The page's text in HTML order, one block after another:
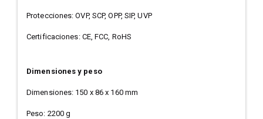
Protecciones: OVP, SCP, OPP, SIP, UVP
Certificaciones: CE, FCC, RoHS
Dimensiones y peso
Dimensiones: 150 x 86 x 160 mm
Peso: 2200 g